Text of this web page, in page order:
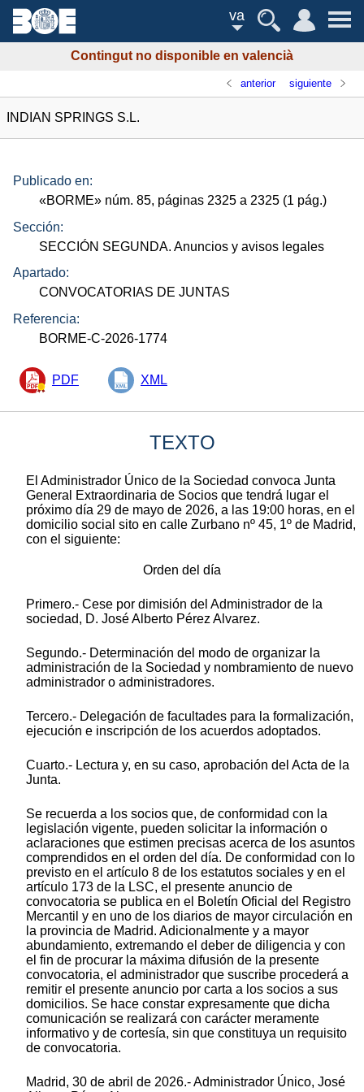
va
Contingut no disponible en valencià
anterior siguiente
INDIAN SPRINGS S.L.
Publicado en:
«BORME» núm. 85, páginas 2325 a 2325 (1 pág.)
Sección:
SECCIÓN SEGUNDA. Anuncios y avisos legales
Apartado:
CONVOCATORIAS DE JUNTAS
Referencia:
BORME-C-2026-1774
PDF XML
TEXTO
El Administrador Único de la Sociedad convoca Junta
General Extraordinaria de Socios que tendrá lugar el
próximo día 29 de mayo de 2026, a las 19:00 horas, en el
domicilio social sito en calle Zurbano nº 45, 1º de Madrid,
con el siguiente:
Orden del día
Primero.- Cese por dimisión del Administrador de la
sociedad, D. José Alberto Pérez Alvarez.
Segundo.- Determinación del modo de organizar la
administración de la Sociedad y nombramiento de nuevo
administrador o administradores.
Tercero.- Delegación de facultades para la formalización,
ejecución e inscripción de los acuerdos adoptados.
Cuarto.- Lectura y, en su caso, aprobación del Acta de la
Junta.
Se recuerda a los socios que, de conformidad con la
legislación vigente, pueden solicitar la información o
aclaraciones que estimen precisas acerca de los asuntos
comprendidos en el orden del día. De conformidad con lo
previsto en el artículo 8 de los estatutos sociales y en el
artículo 173 de la LSC, el presente anuncio de
convocatoria se publica en el Boletín Oficial del Registro
Mercantil y en uno de los diarios de mayor circulación en
la provincia de Madrid. Adicionalmente y a mayor
abundamiento, extremando el deber de diligencia y con
el fin de procurar la máxima difusión de la presente
convocatoria, el administrador que suscribe procederá a
remitir el presente anuncio por carta a los socios a sus
domicilios. Se hace constar expresamente que dicha
comunicación se realizará con carácter meramente
informativo y de cortesía, sin que constituya un requisito
de convocatoria.
Madrid, 30 de abril de 2026.- Administrador Único, José